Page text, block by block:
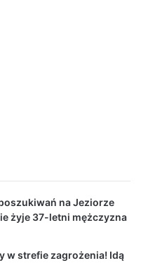
na Jeziorze
żyje 37-letni mężczyzna
w strefie zagrożenia! Idą